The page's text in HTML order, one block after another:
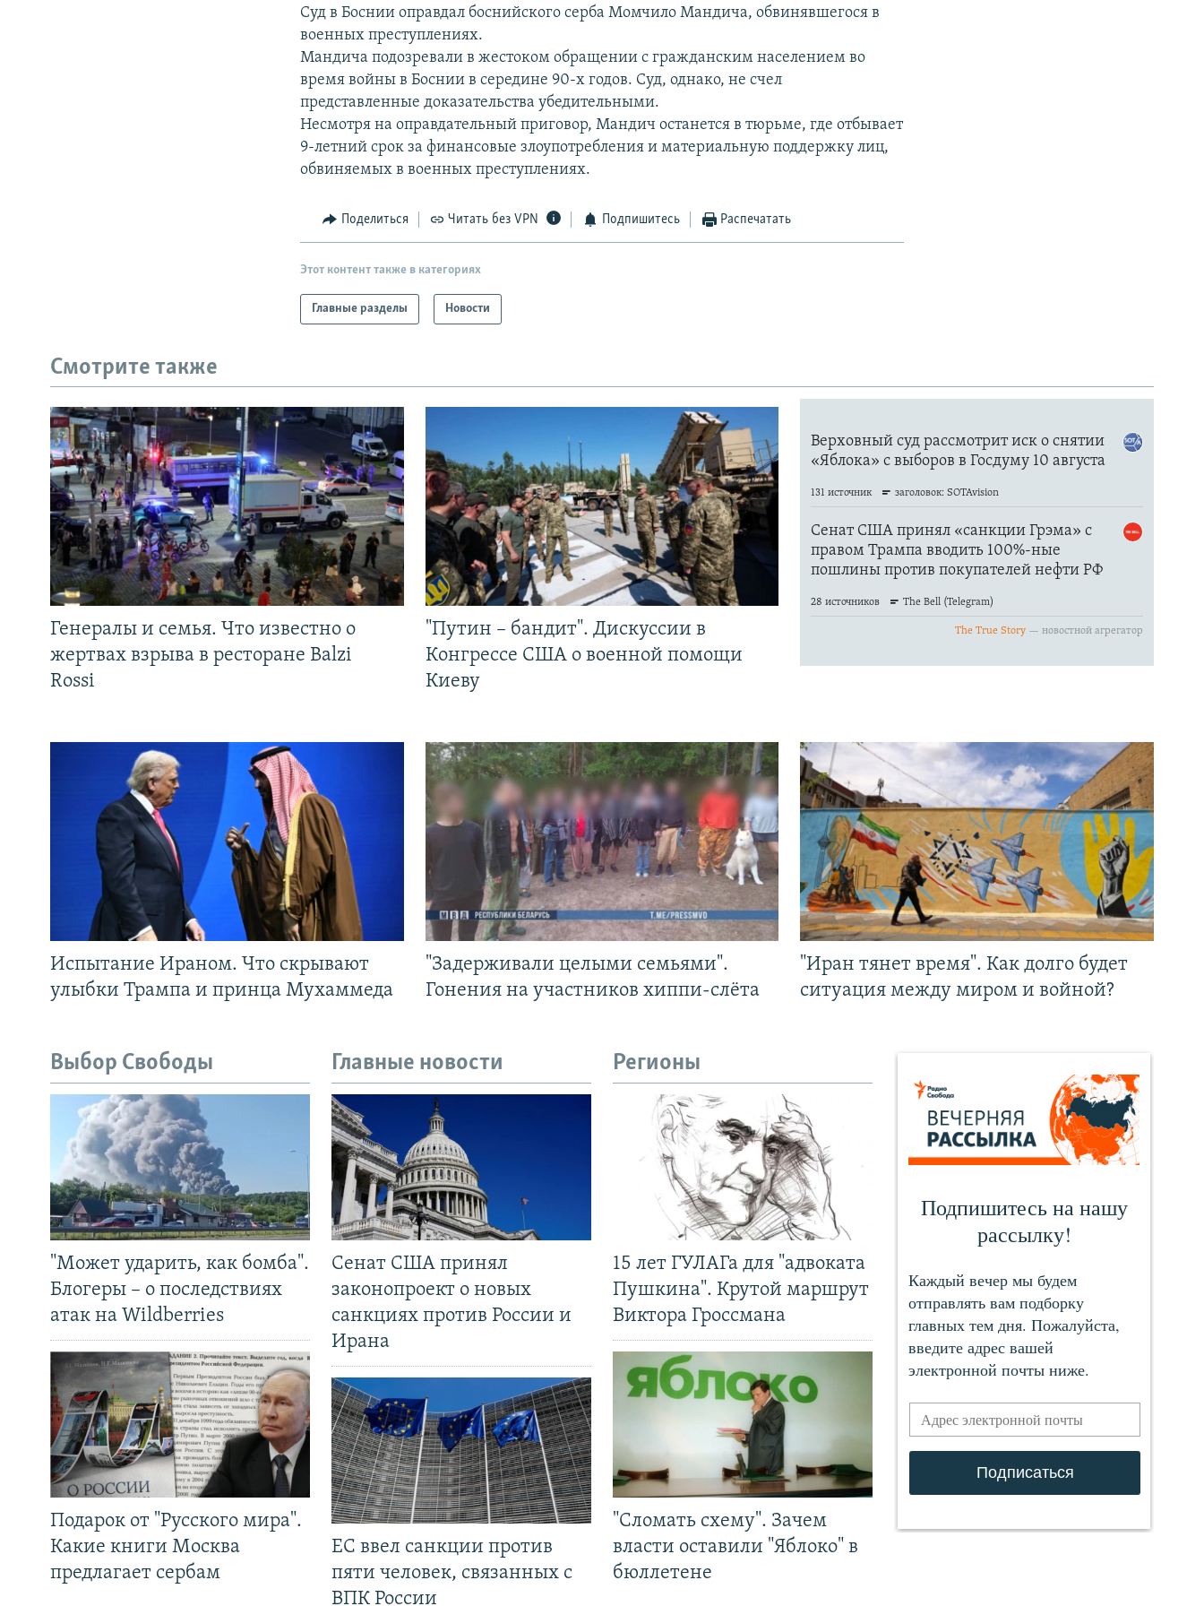
Суд в Боснии оправдал боснийского серба Момчило Мандича, обвинявшегося в
военных преступлениях.
Мандича подозревали в жестоком обращении с гражданским населением во
время войны в Боснии в середине 90-х годов. Суд, однако, не счел
представленные доказательства убедительными.
Несмотря на оправдательный приговор, Мандич останется в тюрьме, где отбывает
9-летний срок за финансовые злоупотребления и материальную поддержку лиц,
обвиняемых в военных преступлениях.
Поделиться Читать без VPN Подпишитесь Распечатать
Этот контент также в категориях
Главные разделы Новости
Смотрите также
Генералы и семья. Что известно о
жертвах взрыва в ресторане Balzi
Rossi
"Путин – бандит". Дискуссии в
Конгрессе США о военной помощи
Киеву
Испытание Ираном. Что скрывают
улыбки Трампа и принца Мухаммеда
"Задерживали целыми семьями".
Гонения на участников хиппи-слёта
"Иран тянет время". Как долго будет
ситуация между миром и войной?
Выбор Свободы
"Может ударить, как бомба".
Блогеры – о последствиях
атак на Wildberries
Подарок от "Русского мира".
Какие книги Москва
предлагает сербам
Главные новости
Сенат США принял
законопроект о новых
санкциях против России и
Ирана
ЕС ввел санкции против
пяти человек, связанных с
ВПК России
Регионы
15 лет ГУЛАГа для "адвоката
Пушкина". Крутой маршрут
Виктора Гроссмана
"Сломать схему". Зачем
власти оставили "Яблоко" в
бюллетене